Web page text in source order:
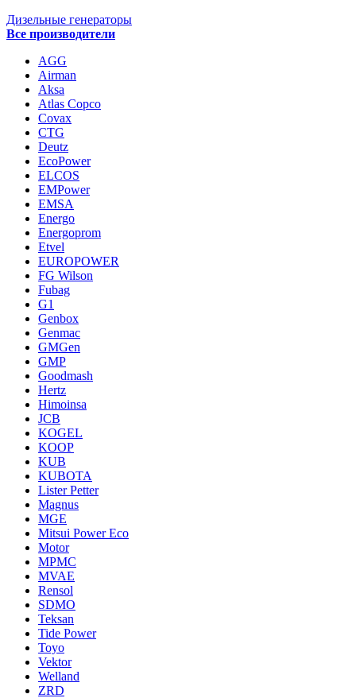
Дизельные генераторы
Все производители
AGG
Airman
Aksa
Atlas Copco
Covax
CTG
Deutz
EcoPower
ELCOS
EMPower
EMSA
Energo
Energoprom
Etvel
EUROPOWER
FG Wilson
Fubag
G1
Genbox
Genmac
GMGen
GMP
Goodmash
Hertz
Himoinsa
JCB
KOGEL
KOOP
KUB
KUBOTA
Lister Petter
Magnus
MGE
Mitsui Power Eco
Motor
MPMC
MVAE
Rensol
SDMO
Teksan
Tide Power
Toyo
Vektor
Welland
ZRD